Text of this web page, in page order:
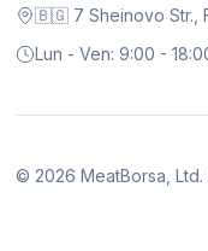
🇧🇬 7 Sheinovo Str.,
Lun - Ven: 9:00 -
© 2026 MeatBorsa,